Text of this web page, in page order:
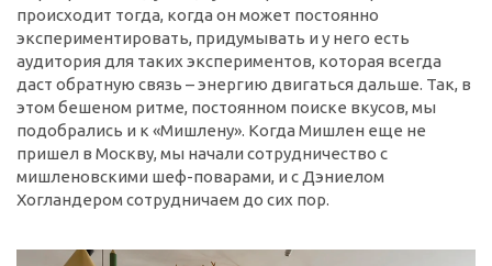
происходит тогда, когда он может постоянно
экспериментировать, придумывать и у него есть
аудитория для таких экспериментов, которая всегда
даст обратную связь – энергию двигаться дальше. Так, в
этом бешеном ритме, постоянном поиске вкусов, мы
подобрались и к «Мишлену». Когда Мишлен еще не
пришел в Москву, мы начали сотрудничество с
мишленовскими шеф-поварами, и с Дэниелом
Хогландером сотрудничаем до сих пор.